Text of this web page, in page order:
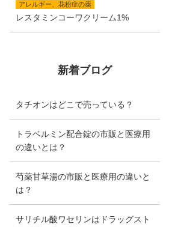
アレルギー、花粉症の薬
レスタミンコーワクリーム1%
新着ブログ
タチオンはどこで売っている？
トラベルミン配合錠の市販と医療用
の違いとは？
芍薬甘草湯の市販と医療用の違いと
は？
サリチル酸ワセリンはドラッグスト